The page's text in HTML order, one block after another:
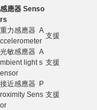
感應器 Senso
rs
重力感應器 A
ccelerometer
支援
光敏感應器 A
mbient light s
ensor
支援
接近感應器 P
roximity Sens
or
支援